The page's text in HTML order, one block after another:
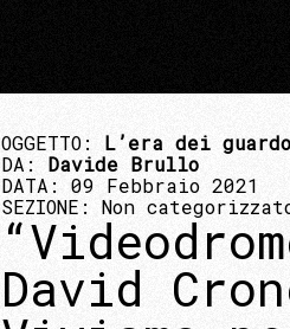
OGGETTO: L’era dei
DA: Davide Brullo
DATA: 09 Febbraio 2021
SEZIONE: Non
David